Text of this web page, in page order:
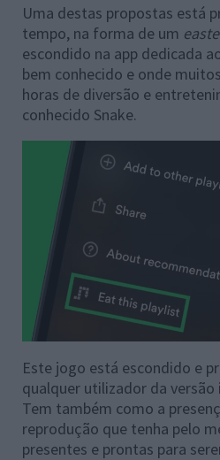
Uma destas propostas está
tempo, na forma de um
escondido na app dedicada
bem conhecido e onde
horas de diversão e
conhecido Snake.
Este jogo está escondido e
qualquer utilizador da versão
Tem também como a
reprodução que tenha pelo
presentes e prontas para